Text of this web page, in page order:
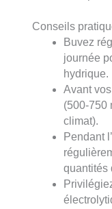
Conseils
Buvez
journée
hydrique.
Avant
(500-750
climat).
Pendant
quantités